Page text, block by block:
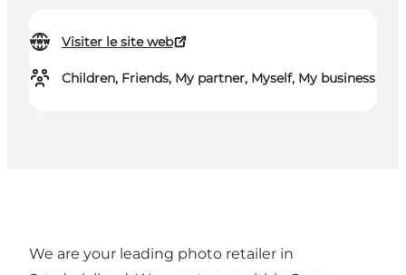
Visiter le site web
Children, Friends, My partner, Myself, My business
We are your leading photo retailer in